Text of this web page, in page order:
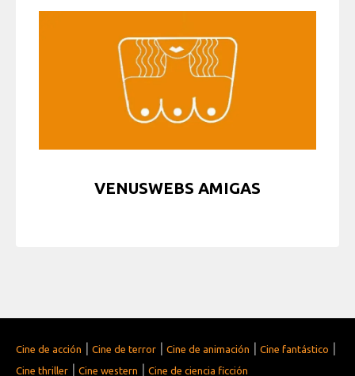
VENUSWEBS AMIGAS
Cine de acción | Cine de terror | Cine de animación | Cine fantástico |
Cine thriller | Cine western | Cine de ciencia ficción